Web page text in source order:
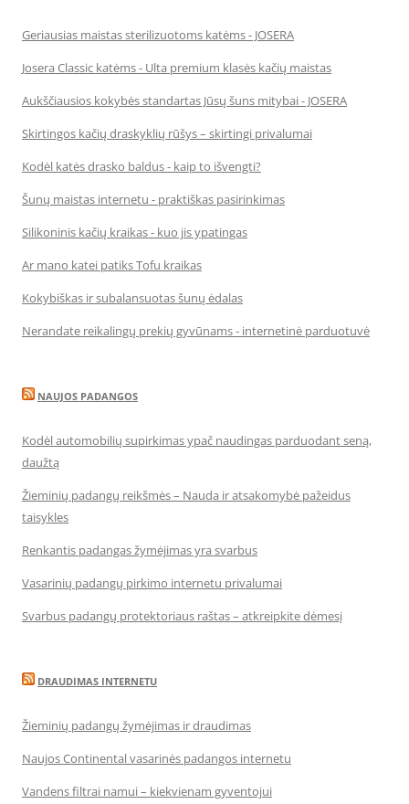
Geriausias maistas sterilizuotoms katėms - JOSERA
Josera Classic katėms - Ulta premium klasės kačių maistas
Aukščiausios kokybės standartas Jūsų šuns mitybai - JOSERA
Skirtingos kačių draskyklių rūšys – skirtingi privalumai
Kodėl katės drasko baldus - kaip to išvengti?
Šunų maistas internetu - praktiškas pasirinkimas
Silikoninis kačių kraikas - kuo jis ypatingas
Ar mano katei patiks Tofu kraikas
Kokybiškas ir subalansuotas šunų ėdalas
Nerandate reikalingų prekių gyvūnams - internetinė parduotuvė
NAUJOS PADANGOS
Kodėl automobilių supirkimas ypač naudingas parduodant seną,
daužtą
Žieminių padangų reikšmės – Nauda ir atsakomybė pažeidus
taisykles
Renkantis padangas žymėjimas yra svarbus
Vasarinių padangų pirkimo internetu privalumai
Svarbus padangų protektoriaus raštas – atkreipkite dėmesį
DRAUDIMAS INTERNETU
Žieminių padangų žymėjimas ir draudimas
Naujos Continental vasarinės padangos internetu
Vandens filtrai namui – kiekvienam gyventojui